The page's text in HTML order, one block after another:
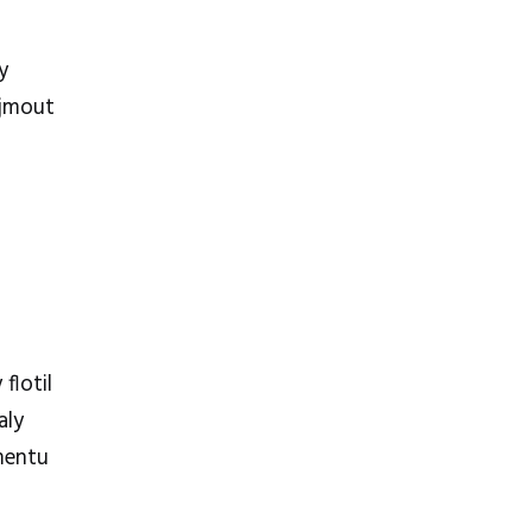
flotil